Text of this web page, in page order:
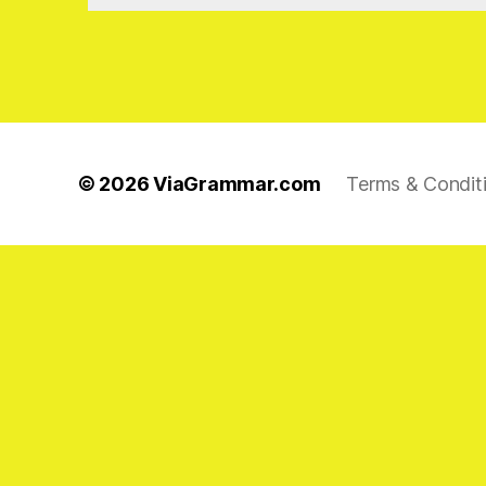
© 2026ViaGrammar.com Terms &